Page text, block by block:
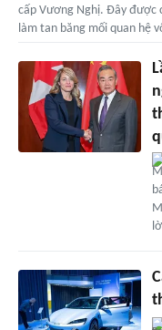
cấp Vương Nghị. Đây được
làm tan băng mối quan hệ